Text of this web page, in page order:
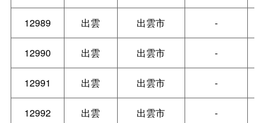
12989 出雲 出雲市 -
12990 出雲 出雲市 -
12991 出雲 出雲市 -
12992 出雲 出雲市 -